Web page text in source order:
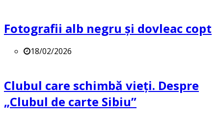
Fotografii alb negru și dovleac copt
18/02/2026
Clubul care schimbă vieți. Despre
„Clubul de carte Sibiu”